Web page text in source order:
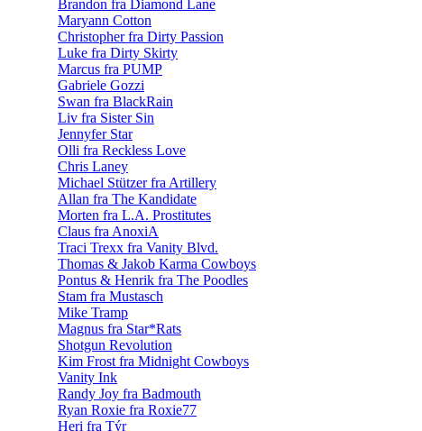
Brandon fra Diamond Lane
Maryann Cotton
Christopher fra Dirty Passion
Luke fra Dirty Skirty
Marcus fra PUMP
Gabriele Gozzi
Swan fra BlackRain
Liv fra Sister Sin
Jennyfer Star
Olli fra Reckless Love
Chris Laney
Michael Stützer fra Artillery
Allan fra The Kandidate
Morten fra L.A. Prostitutes
Claus fra AnoxiA
Traci Trexx fra Vanity Blvd.
Thomas & Jakob Karma Cowboys
Pontus & Henrik fra The Poodles
Stam fra Mustasch
Mike Tramp
Magnus fra Star*Rats
Shotgun Revolution
Kim Frost fra Midnight Cowboys
Vanity Ink
Randy Joy fra Badmouth
Ryan Roxie fra Roxie77
Heri fra Týr